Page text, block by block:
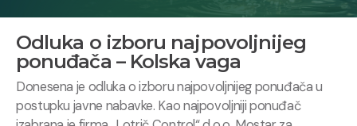
Odluka o izboru najpovoljnijeg
ponuđača – Kolska vaga
Donesena je odluka o izboru najpovoljnijeg ponuđača u
postupku javne nabavke. Kao najpovoljniji ponuđač